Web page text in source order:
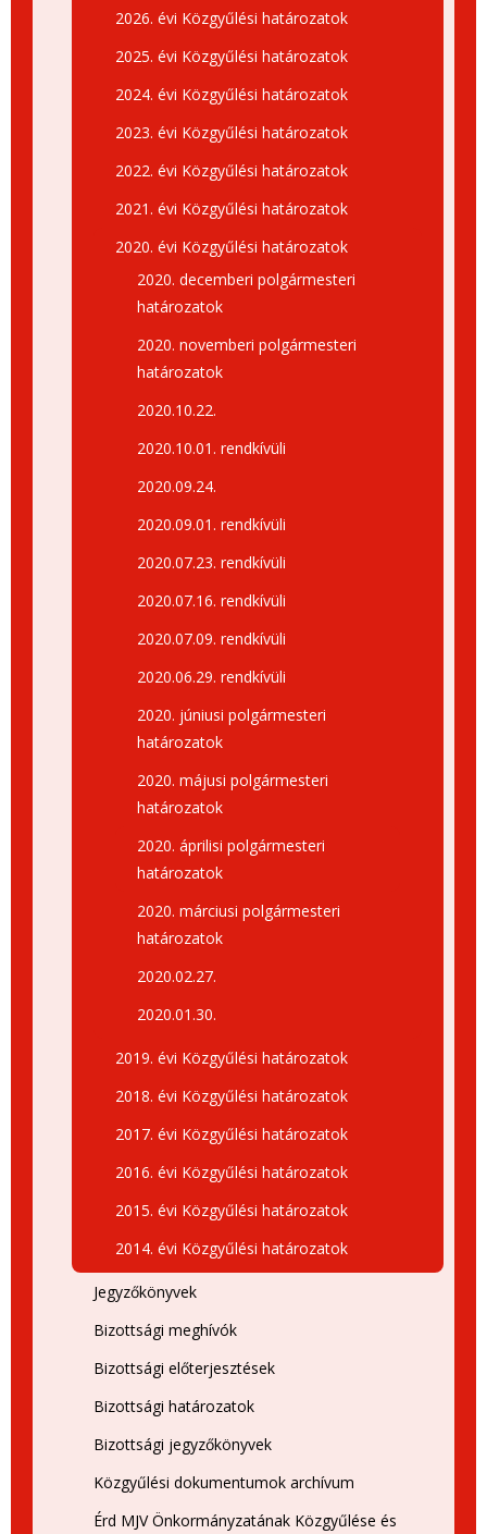
2026. évi Közgyűlési határozatok
2025. évi Közgyűlési határozatok
2024. évi Közgyűlési határozatok
2023. évi Közgyűlési határozatok
2022. évi Közgyűlési határozatok
2021. évi Közgyűlési határozatok
2020. évi Közgyűlési határozatok
2020. decemberi polgármesteri
határozatok
2020. novemberi polgármesteri
határozatok
2020.10.22.
2020.10.01. rendkívüli
2020.09.24.
2020.09.01. rendkívüli
2020.07.23. rendkívüli
2020.07.16. rendkívüli
2020.07.09. rendkívüli
2020.06.29. rendkívüli
2020. júniusi polgármesteri
határozatok
2020. májusi polgármesteri
határozatok
2020. áprilisi polgármesteri
határozatok
2020. márciusi polgármesteri
határozatok
2020.02.27.
2020.01.30.
2019. évi Közgyűlési határozatok
2018. évi Közgyűlési határozatok
2017. évi Közgyűlési határozatok
2016. évi Közgyűlési határozatok
2015. évi Közgyűlési határozatok
2014. évi Közgyűlési határozatok
Jegyzőkönyvek
Bizottsági meghívók
Bizottsági előterjesztések
Bizottsági határozatok
Bizottsági jegyzőkönyvek
Közgyűlési dokumentumok archívum
Érd MJV Önkormányzatának Közgyűlése és